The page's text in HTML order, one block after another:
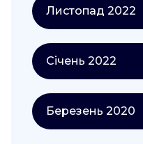
Листопад 2022
Січень 2022
Березень 2020